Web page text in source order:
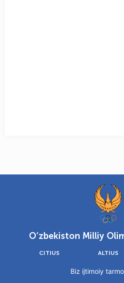
O‘zbekiston Milliy
CITIUS ALTIUS
Biz ijtimoiy